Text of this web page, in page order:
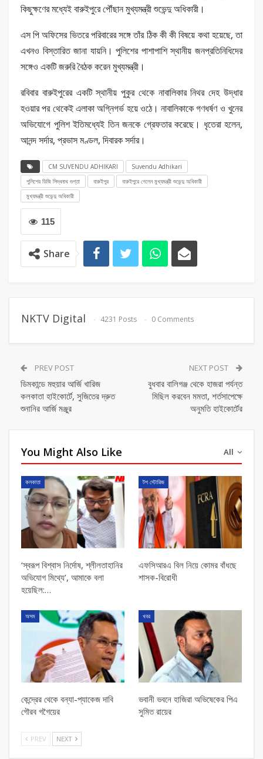
কিছুক্ষণের মধ্যেই বারুইপুরে পৌঁছান মুখ্যমন্ত্রী শুভেন্দু অধিকারী।
এস পি অফিসের ভিতরে পরিবারের সঙ্গে তাঁর ঠিক কী কী বিষয়ে কথা হয়েছে, তা
এখনও বিস্তারিত জানা যায়নি। পুলিশের পাশাপাশি স্থানীয় জনপ্রতিনিধিদের
সঙ্গেও একটি জরুরি বৈঠক করেন মুখ্যমন্ত্রী।
রবিবার বারুইপুরের একটি স্থানীয় পুকুর থেকে নাবালিকার নিথর দেহ উদ্ধার
হওয়ার পর থেকেই এলাকা অগ্নিগর্ভ হয়ে ওঠে। নাবালিকাকে গণধর্ষণ ও খুনের
অভিযোগে পুলিশ ইতিমধ্যেই তিন জনকে গ্রেফতার করেছে। ধৃতেরা হলেন,
আনন্দ সর্দার, প্রভাস মণ্ডল, দিবারক সর্দার।
CM SUVENDU ADHIKARI
Suvendu Adhikari
পুলিশের ডিজি সিদ্ধনাথ গুপ্তা
বারুইপুর
বারুইপুরে গেলেন মুখ্যমন্ত্রী শুভেন্দু অধিকারী
মুখ্যমন্ত্রী শুভেন্দু অধিকারী
115
Share
NKTV Digital 4231 Posts 0 Comments
PREV POST
ডিমকান্ডে মহুয়ার আর্জি খারিজ
কলকাতা হাইকোর্টে, সুজিতের দ্রুত
শুনানির আর্জি মঞ্জুর
NEXT POST
বুধবার বালিগঞ্জ থেকে হাজরা পর্যন্ত
মিছিল করবেন মমতা, শর্তসাপেক্ষে
অনুমতি হাইকোর্টের
All
You Might Also Like
কলকাতা
‘স্বরূপ বিশ্বাস নির্দোষ, শ্লীলতাহানির
অভিযোগ মিথ্যে’, আমাকে বলা
হয়েছিল:…
টপ স্টোরিজ
এফসিআরএ বিল নিয়ে কোমর বাঁধছে
শাসক-বিরোধী
অসম
কেন্দ্রের থেকে বন্যা-প্যাকেজ দাবি
গৌরব গগৈয়ের
খবর
ভবানী ভবনে হাজিরা অভিষেকের পিএ
সুমিত রায়ের
PREV NEXT